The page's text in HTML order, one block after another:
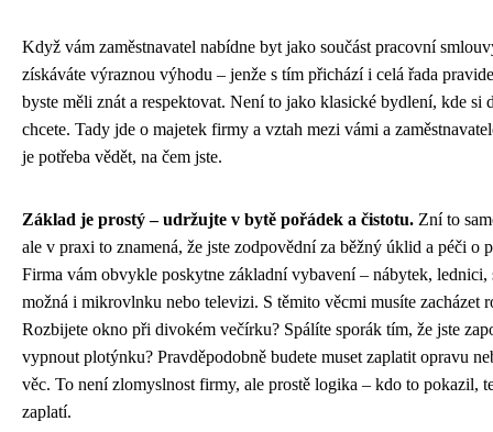
Když vám zaměstnavatel nabídne byt jako součást pracovní
získáváte výraznou výhodu – jenže s tím přichází i celá řada
byste měli znát a respektovat. Není to jako klasické bydlení, kde si
chcete. Tady jde o majetek firmy a vztah mezi vámi a
je potřeba vědět, na čem jste.
Základ je prostý – udržujte v bytě pořádek a čistotu. Zní to
ale v praxi to znamená, že jste zodpovědní za běžný úklid a péči o
Firma vám obvykle poskytne základní vybavení – nábytek, lednici,
možná i mikrovlnku nebo televizi. S těmito věcmi musíte zacházet
Rozbijete okno při divokém večírku? Spálíte sporák tím, že jste
vypnout plotýnku? Pravděpodobně budete muset zaplatit opravu
věc. To není zlomyslnost firmy, ale prostě logika – kdo to pokazil,
zaplatí.